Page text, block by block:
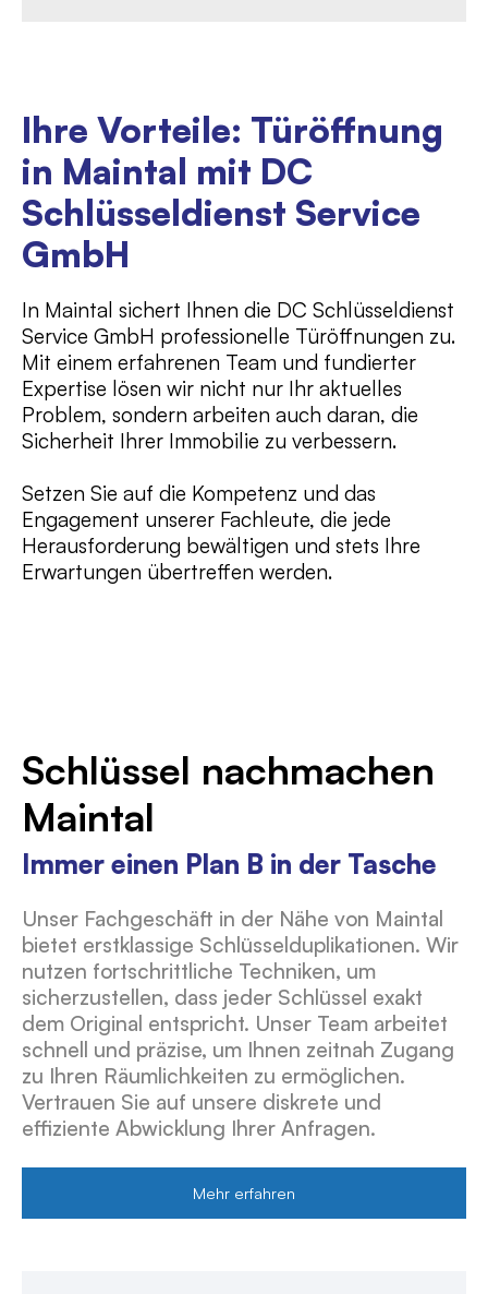
Ihre Vorteile: Türöffnung
in Maintal mit DC
Schlüsseldienst Service
GmbH
In Maintal sichert Ihnen die DC Schlüsseldienst
Service GmbH professionelle Türöffnungen zu.
Mit einem erfahrenen Team und fundierter
Expertise lösen wir nicht nur Ihr aktuelles
Problem, sondern arbeiten auch daran, die
Sicherheit Ihrer Immobilie zu verbessern.
Setzen Sie auf die Kompetenz und das
Engagement unserer Fachleute, die jede
Herausforderung bewältigen und stets Ihre
Erwartungen übertreffen werden.
Schlüssel nachmachen
Maintal
Immer einen Plan B in der Tasche
Unser Fachgeschäft in der Nähe von Maintal
bietet erstklassige Schlüsselduplikationen. Wir
nutzen fortschrittliche Techniken, um
sicherzustellen, dass jeder Schlüssel exakt
dem Original entspricht. Unser Team arbeitet
schnell und präzise, um Ihnen zeitnah Zugang
zu Ihren Räumlichkeiten zu ermöglichen.
Vertrauen Sie auf unsere diskrete und
effiziente Abwicklung Ihrer Anfragen.
Mehr erfahren